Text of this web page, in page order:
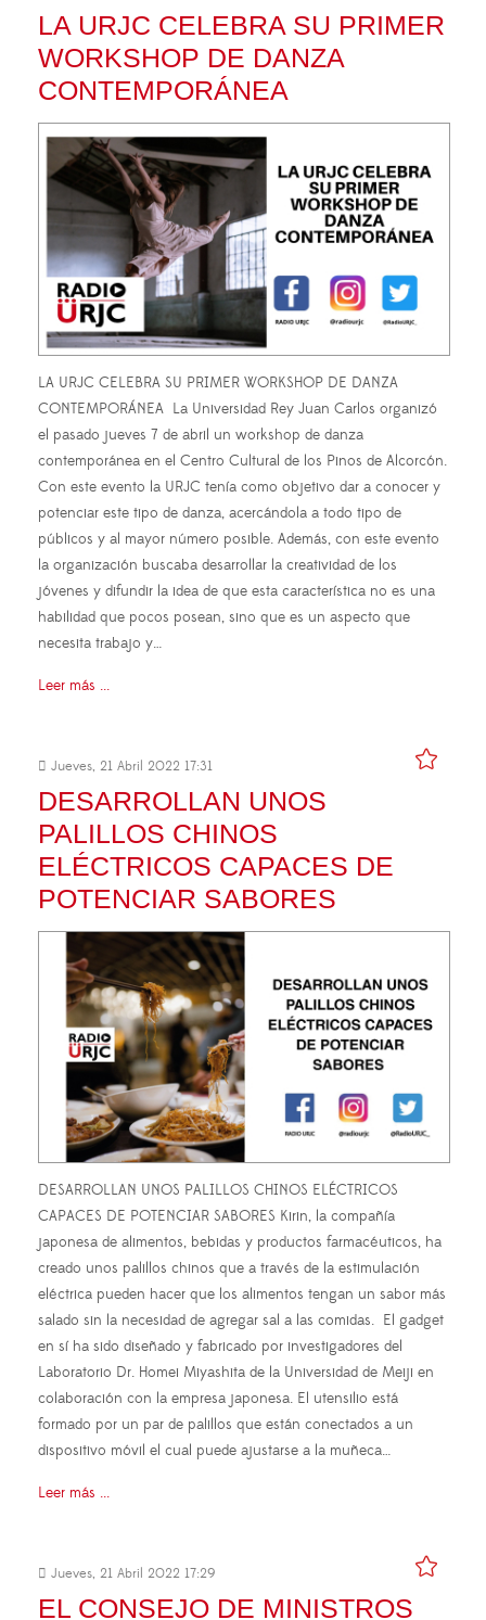
LA URJC CELEBRA SU PRIMER
WORKSHOP DE DANZA
CONTEMPORÁNEA
LA URJC CELEBRA SU PRIMER WORKSHOP DE DANZA
CONTEMPORÁNEA La Universidad Rey Juan Carlos organizó
el pasado jueves 7 de abril un workshop de danza
contemporánea en el Centro Cultural de los Pinos de Alcorcón.
Con este evento la URJC tenía como objetivo dar a conocer y
potenciar este tipo de danza, acercándola a todo tipo de
públicos y al mayor número posible. Además, con este evento
la organización buscaba desarrollar la creatividad de los
jóvenes y difundir la idea de que esta característica no es una
habilidad que pocos posean, sino que es un aspecto que
necesita trabajo y…
Leer más ...
Jueves, 21 Abril 2022 17:31
DESARROLLAN UNOS
PALILLOS CHINOS
ELÉCTRICOS CAPACES DE
POTENCIAR SABORES
DESARROLLAN UNOS PALILLOS CHINOS ELÉCTRICOS
CAPACES DE POTENCIAR SABORES Kirin, la compañía
japonesa de alimentos, bebidas y productos farmacéuticos, ha
creado unos palillos chinos que a través de la estimulación
eléctrica pueden hacer que los alimentos tengan un sabor más
salado sin la necesidad de agregar sal a las comidas. El gadget
en sí ha sido diseñado y fabricado por investigadores del
Laboratorio Dr. Homei Miyashita de la Universidad de Meiji en
colaboración con la empresa japonesa. El utensilio está
formado por un par de palillos que están conectados a un
dispositivo móvil el cual puede ajustarse a la muñeca…
Leer más ...
Jueves, 21 Abril 2022 17:29
EL CONSEJO DE MINISTROS